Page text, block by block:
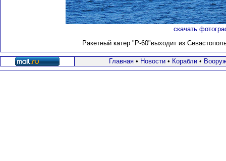
скачать
Ракетный катер "Р-60"выходит из
Главная• Новости• Корабли•